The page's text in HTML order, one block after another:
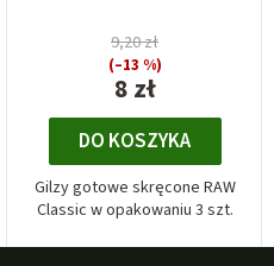
8 zł
9,20 zł
(–13 %)
DO KOSZYKA
Gilzy gotowe skręcone RAW
Classic w opakowaniu 3 szt.